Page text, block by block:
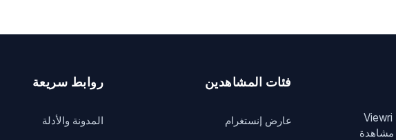
Viewri هي أداة تحافظ على
فئات المشاهدين
عارض إنستغرام
روابط سريعة
المدونة والأدلة